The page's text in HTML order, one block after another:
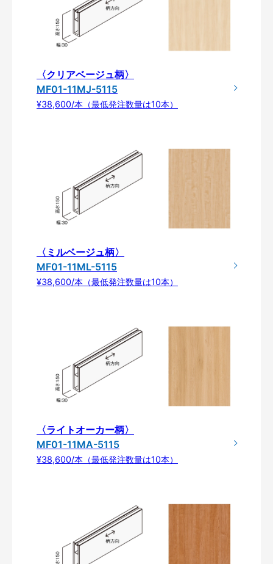
〈クリアベージュ柄〉
MF01-11MJ-5115
¥38,600/本（最低発注数量は10本）
〈ミルベージュ柄〉
MF01-11ML-5115
¥38,600/本（最低発注数量は10本）
〈ライトオーカー柄〉
MF01-11MA-5115
¥38,600/本（最低発注数量は10本）